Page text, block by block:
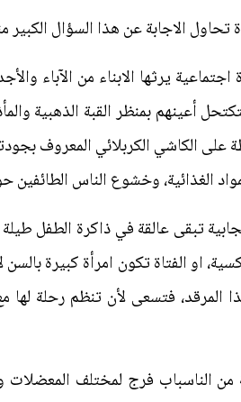
الاجابة عن هذا السؤال الكبير
اجتماعية يرثها الابناء من الآباء
أعينهم بمنظر القبة الذهبية
على الكاشي الكربلائي المعروف
الغذائية، وخشوع الناس
تبقى عالقة في ذاكرة الطفل
او الفتاة تكون امرأة
المرقد، فتسعى لأن تنظم رحلة لها
الناسباب فرج لمختلف المعضلات